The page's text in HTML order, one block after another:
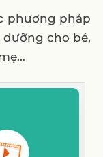
phương pháp
cho bé,